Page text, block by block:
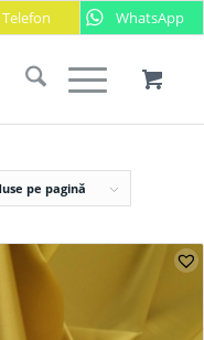
Telefon WhatsApp
pe pagină